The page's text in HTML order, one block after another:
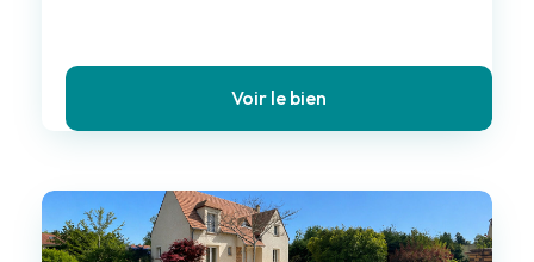
Voir le bien